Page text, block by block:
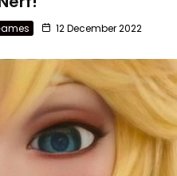
12 December 2022